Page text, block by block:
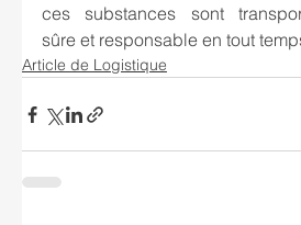
ces substances sont
sûre et responsable en tout
Article de Logistique